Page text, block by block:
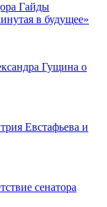
Гайды
в будущее»
Гущина о
Евстафьева и
сенатора